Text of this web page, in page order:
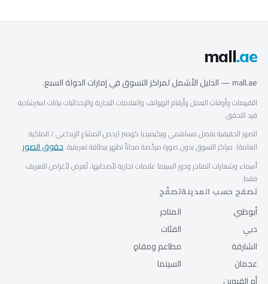
mall.ae
mall.ae — الدليل الأشمل لمراكز التسوق في إمارات الدولة السبع.
التقييمات وأوقات العمل وأرقام الهواتف والعلامات التجارية والإحداثيات بيانات استرشادية
قيد التحقق.
الصور الحقيقية بفضل مساهمي ويكيميديا كومنز (رخص المشاع الإبداعي / الملكية
العامة). مراكز التسوق بدون صورة مرخّصة مجاناً تظهر ببطاقة تعريفية.حقوق الصور
أسماء وشعارات المتاجر ودور السينما علامات تجارية لأصحابها، تُعرض لأغراض التعريف
فقط.
تصفح حسب المدينة
أبوظبي
دبي
الشارقة
عجمان
تصفّح
المتاجر
الفئات
مطاعم ومقاهٍ
السينما